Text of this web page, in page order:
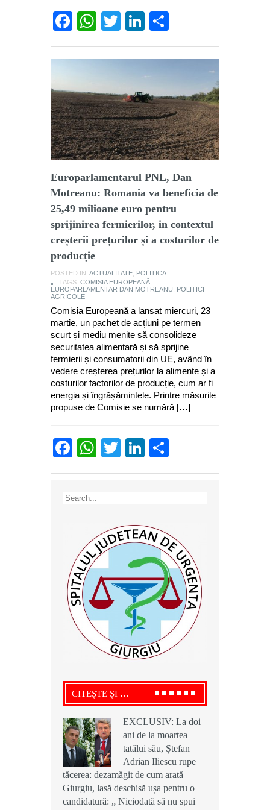
Facebook
WhatsApp
TwitterLinkedIn
Europarlamentarul PNL, Dan
Motreanu: Romania va beneficia de
25,49 milioane euro pentru
sprijinirea fermierilor, in contextul
creșterii prețurilor și a costurilor de
producție
POSTED IN: ACTUALITATE POLITICA
TAGS: COMISIA EUROPEANĂ
EUROPARLAMENTAR DAN MOTREANU
POLITICI
AGRICOLE
Comisia Europeană a lansat miercuri, 23
martie, un pachet de acțiuni pe termen
scurt și mediu menite să consolideze
securitatea alimentară și să sprijine
fermierii și consumatorii din UE, având în
vedere creșterea prețurilor la alimente și a
costurilor factorilor de producție, cum ar fi
energia și îngrășămintele. Printre măsurile
propuse de Comisie se numără […]
Facebook
WhatsApp
TwitterLinkedIn
CITEȘTE ȘI …
EXCLUSIV: La doi
ani de la moartea
tatălui său, Ștefan
Adrian Iliescu rupe
tăcerea: dezamăgit de cum arată
Giurgiu, lasă deschisă ușa pentru o
candidatură: „ Niciodată să nu spui
EXCLUSIV: La doi
ani de la moartea
tatălui său, Ștefan
Adrian Iliescu rupe
tăcerea: dezamăgit de cum arată
Giurgiu, lasă deschisă ușa pentru o
candidatură: „ Niciodată să nu spui
EXCLUSIV: La doi
ani de la moartea
tatălui său, Ștefan
Adrian Iliescu rupe
tăcerea: dezamăgit de cum arată
Giurgiu, lasă deschisă ușa pentru o
candidatură: „ Niciodată să nu spui